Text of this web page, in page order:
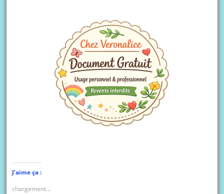
J’aime ça :
chargement…